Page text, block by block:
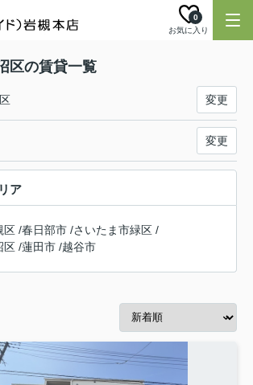
お気に入り
0
区の賃貸一覧
変更
変更
ア
区 /春日部市 /さいたま市緑区 /
区 /蓮田市 /越谷市